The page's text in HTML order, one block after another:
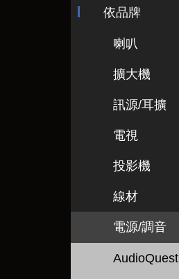
依品牌
喇叭
擴大機
訊源/耳擴
電視
投影機
線材
電源/調音
AudioQuest